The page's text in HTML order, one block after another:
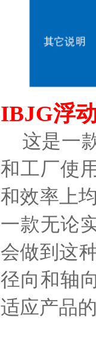
IBJG浮
这是一
和工厂使
和效率上
一款无论
会做到这
径向和轴
适应产品